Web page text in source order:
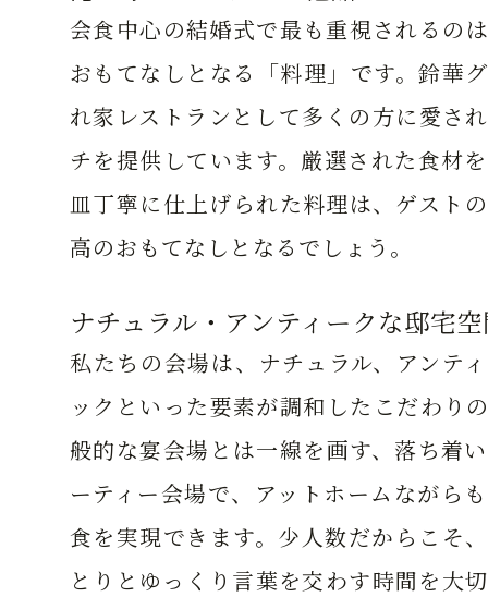
会食中心の結婚式で最も重視されるの
おもてなしとなる「料理」です。鈴華
れ家レストランとして多くの方に愛さ
チを提供しています。厳選された食材
皿丁寧に仕上げられた料理は、ゲスト
高のおもてなしとなるでしょう。
ナチュラル・アンティークな邸宅
私たちの会場は、ナチュラル、アンテ
ックといった要素が調和したこだわり
般的な宴会場とは一線を画す、落ち着
ーティー会場で、アットホームながら
食を実現できます。少人数だからこそ
とりとゆっくり言葉を交わす時間を大